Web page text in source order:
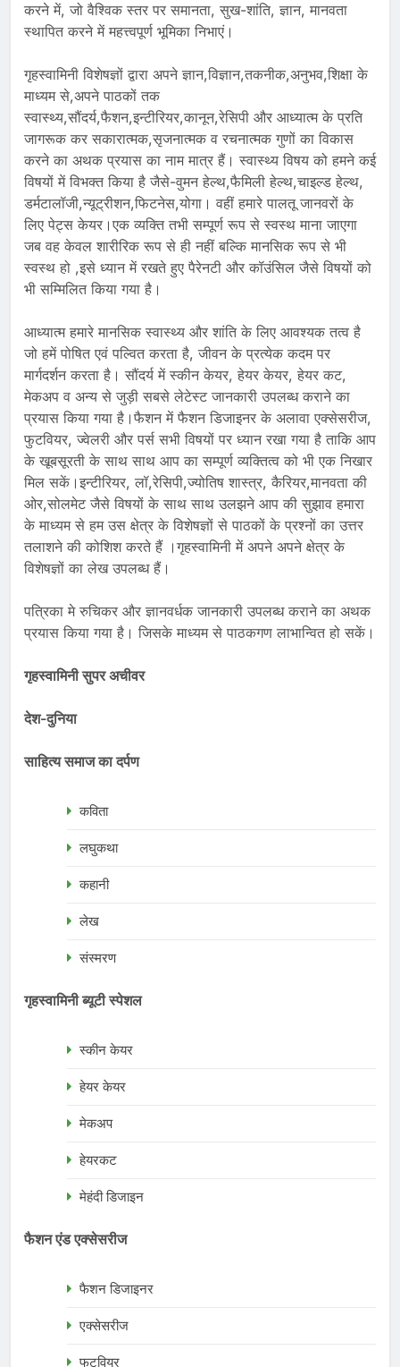
करने में, जो वैश्विक स्तर पर समानता, सुख-शांति, ज्ञान, मानवता
स्थापित करने में महत्त्वपूर्ण भूमिका निभाएं।
गृहस्वामिनी विशेषज्ञों द्वारा अपने ज्ञान,विज्ञान,तकनीक,अनुभव,शिक्षा के
माध्यम से,अपने पाठकों तक
स्वास्थ्य,सौंदर्य,फैशन,इन्टीरियर,कानून,रेसिपी और आध्यात्म के प्रति
जागरूक कर सकारात्मक,सृजनात्मक व रचनात्मक गुणों का विकास
करने का अथक प्रयास का नाम मात्र हैं। स्वास्थ्य विषय को हमने कई
विषयों में विभक्त किया है जैसे-वुमन हेल्थ,फैमिली हेल्थ,चाइल्ड हेल्थ,
डर्मटालॉजी,न्यूट्रीशन,फिटनेस,योगा। वहीं हमारे पालतू जानवरों के
लिए पेट्स केयर।एक व्यक्ति तभी सम्पूर्ण रूप से स्वस्थ माना जाएगा
जब वह केवल शारीरिक रूप से ही नहीं बल्कि मानसिक रूप से भी
स्वस्थ हो ,इसे ध्यान में रखते हुए पैरेनटी और कॉउंसिल जैसे विषयों को
भी सम्मिलित किया गया है।
आध्यात्म हमारे मानसिक स्वास्थ्य और शांति के लिए आवश्यक तत्व है
जो हमें पोषित एवं पल्वित करता है, जीवन के प्रत्येक कदम पर
मार्गदर्शन करता है। सौंदर्य में स्कीन केयर, हेयर केयर, हेयर कट,
मेकअप व अन्य से जुड़ी सबसे लेटेस्ट जानकारी उपलब्ध कराने का
प्रयास किया गया है।फैशन में फैशन डिजाइनर के अलावा एक्सेसरीज,
फुटवियर, ज्वेलरी और पर्स सभी विषयों पर ध्यान रखा गया है ताकि आप
के खूबसूरती के साथ साथ आप का सम्पूर्ण व्यक्तित्व को भी एक निखार
मिल सकें।इन्टीरियर, लॉ,रेसिपी,ज्योतिष शास्त्र, कैरियर,मानवता की
ओर,सोलमेट जैसे विषयों के साथ साथ उलझने आप की सुझाव हमारा
के माध्यम से हम उस क्षेत्र के विशेषज्ञों से पाठकों के प्रश्नों का उत्तर
तलाशने की कोशिश करते हैं ।गृहस्वामिनी में अपने अपने क्षेत्र के
विशेषज्ञों का लेख उपलब्ध हैं।
पत्रिका मे रुचिकर और ज्ञानवर्धक जानकारी उपलब्ध कराने का अथक
प्रयास किया गया है। जिसके माध्यम से पाठकगण लाभान्वित हो सकें।
गृहस्वामिनी सुपर अचीवर
देश-दुनिया
साहित्य समाज का दर्पण
कविता
लघुकथा
कहानी
लेख
संस्मरण
गृहस्वामिनी ब्यूटी स्पेशल
स्कीन केयर
हेयर केयर
मेकअप
हेयरकट
मेहंदी डिजाइन
फैशन एंड एक्सेसरीज
फैशन डिजाइनर
एक्सेसरीज
फुटवियर